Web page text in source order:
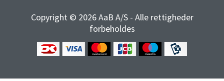
Copyright © 2026 AaB A/S - Alle rettigheder
forbeholdes